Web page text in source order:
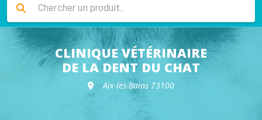
Livraison gratuite en clinique vétérinaire
Retour gratuit en clinique
Sélection de croquettes vétérinaire
CLINIQUE VÉTÉRINAIRE
DE LA DENT DU CHAT
Aix-les-Bains 73100